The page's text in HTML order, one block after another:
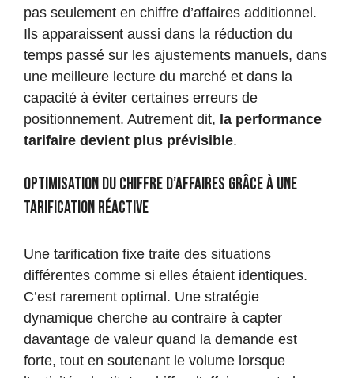
pas seulement en chiffre d’affaires additionnel.
Ils apparaissent aussi dans la réduction du
temps passé sur les ajustements manuels, dans
une meilleure lecture du marché et dans la
capacité à éviter certaines erreurs de
positionnement. Autrement dit, la performance
tarifaire devient plus prévisible.
Optimisation du chiffre d’affaires grâce à une
tarification réactive
Une tarification fixe traite des situations
différentes comme si elles étaient identiques.
C’est rarement optimal. Une stratégie
dynamique cherche au contraire à capter
davantage de valeur quand la demande est
forte, tout en soutenant le volume lorsque